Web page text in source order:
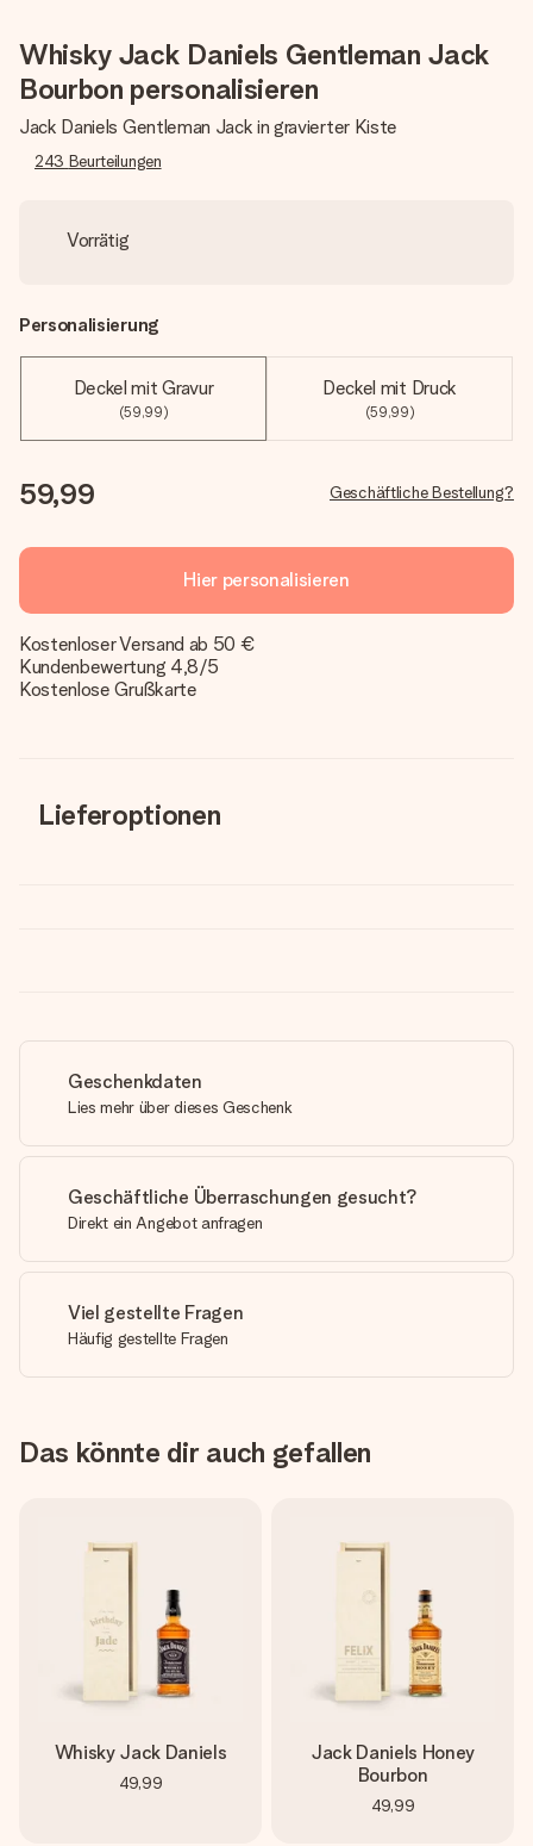
Whisky Jack Daniels Gentleman Jack
Bourbon personalisieren
Jack Daniels Gentleman Jack in gravierter Kiste
243 Beurteilungen
Vorrätig
Personalisierung
Deckel mit Gravur
(59,99)
Deckel mit Druck
(59,99)
59,99 Geschäftliche Bestellung?
Hier personalisieren
Kostenloser Versand ab 50 €
Kundenbewertung 4,8/5
Kostenlose Grußkarte
Lieferoptionen
Geschenkdaten
Lies mehr über dieses Geschenk
Geschäftliche Überraschungen gesucht?
Direkt ein Angebot anfragen
Viel gestellte Fragen
Häufig gestellte Fragen
Das könnte dir auch gefallen
Whisky Jack Daniels
49,99
Jack Daniels Honey
Bourbon
49,99